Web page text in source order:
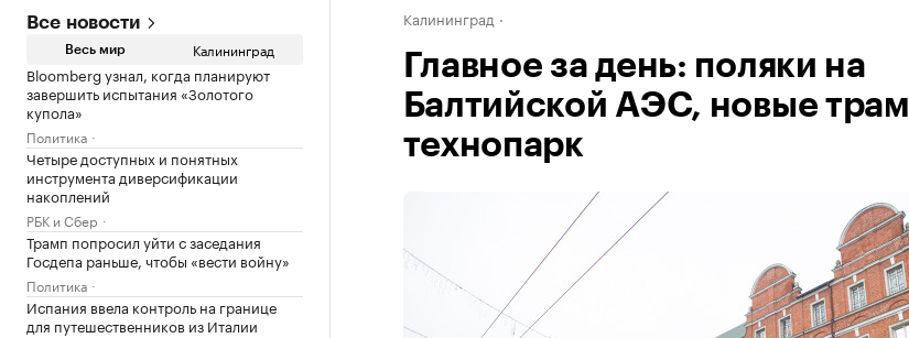
Все новости
Весь мир Калининград
Bloomberg узнал, когда планируют
завершить испытания «Золотого
купола»
Политика
Четыре доступных и понятных
инструмента диверсификации
накоплений
РБК и Сбер
Трамп попросил уйти с заседания
Госдепа раньше, чтобы «вести войну»
Политика
Испания ввела контроль на границе
для путешественников из Италии
Калининград
Главное за день: поляки на
Балтийской АЭС, новые
технопарк